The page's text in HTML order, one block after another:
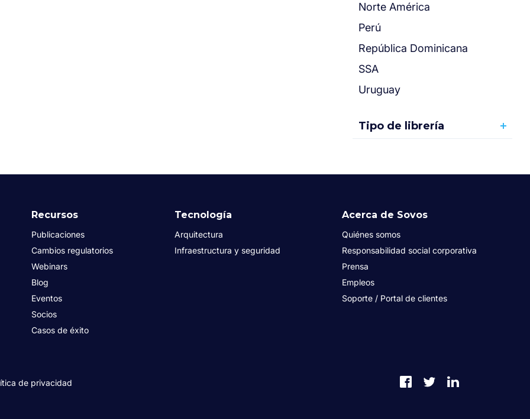
Norte América
Perú
República Dominicana
SSA
Uruguay
Tipo de librería
Recursos
Publicaciones
Cambios regulatorios
Webinars
Blog
Eventos
Socios
Casos de éxito
Tecnología
Arquitectura
Infraestructura y seguridad
Acerca de Sovos
Quiénes somos
Responsabilidad social corporativa
Prensa
Empleos
Soporte / Portal de clientes
de privacidad